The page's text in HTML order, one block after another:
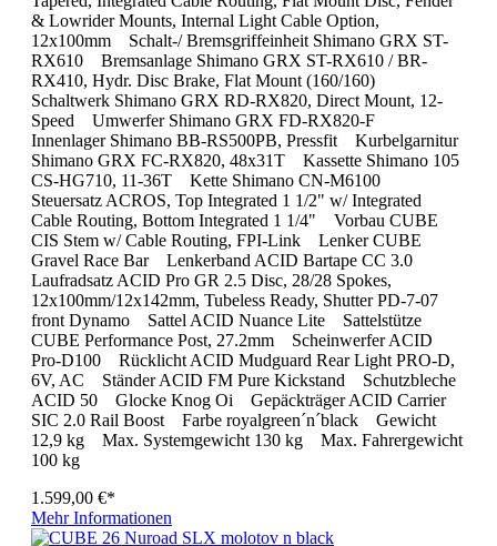
& Lowrider Mounts, Internal Light Cable Option,
12x100mm Schalt-/ Bremsgriffeinheit Shimano GRX ST-
RX610 Bremsanlage Shimano GRX ST-RX610 / BR-
RX410, Hydr. Disc Brake, Flat Mount (160/160)
Schaltwerk Shimano GRX RD-RX820, Direct Mount, 12-
Speed Umwerfer Shimano GRX FD-RX820-F
Innenlager Shimano BB-RS500PB, Pressfit Kurbelgarnitur
Shimano GRX FC-RX820, 48x31T Kassette Shimano 105
CS-HG710, 11-36T Kette Shimano CN-M6100
Steuersatz ACROS, Top Integrated 1 1/2" w/ Integrated
Cable Routing, Bottom Integrated 1 1/4" Vorbau CUBE
CIS Stem w/ Cable Routing, FPI-Link Lenker CUBE
Gravel Race Bar Lenkerband ACID Bartape CC 3.0
Laufradsatz ACID Pro GR 2.5 Disc, 28/28 Spokes,
12x100mm/12x142mm, Tubeless Ready, Shutter PD-7-07
front Dynamo Sattel ACID Nuance Lite Sattelstütze
CUBE Performance Post, 27.2mm Scheinwerfer ACID
Pro-D100 Rücklicht ACID Mudguard Rear Light PRO-D,
6V, AC Ständer ACID FM Pure Kickstand Schutzbleche
ACID 50 Glocke Knog Oi Gepäckträger ACID Carrier
SIC 2.0 Rail Boost Farbe royalgreen´n´black Gewicht
12,9 kg Max. Systemgewicht 130 kg Max. Fahrergewicht
100 kg
1.599,00 €*
Mehr Informationen